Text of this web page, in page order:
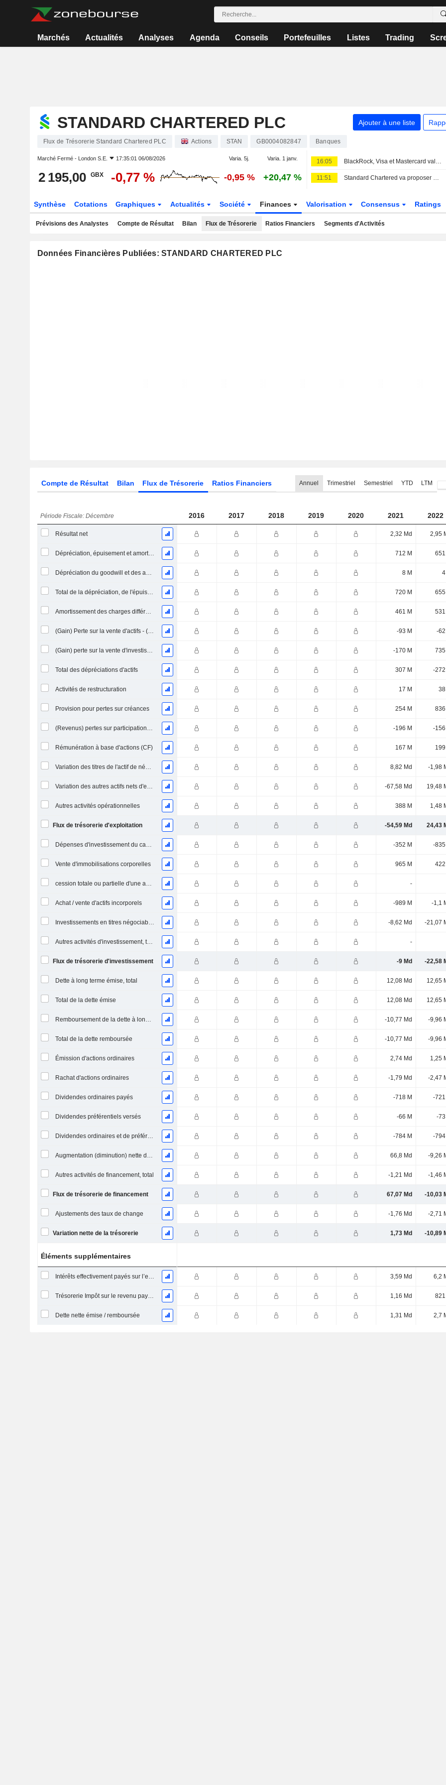
Marchés Actualités Analyses Agenda Conseils Portefeuilles Listes Trading
STANDARD CHARTERED PLC Ajouter à une liste
Flux de Trésorerie Standard Chartered PLC Actions STAN GB0004082847 Banques
Marché Fermé - London S.E. 17:35:01 06/08/2026 Varia. 5j. Varia. 1 janv.
2 195,00 GBX -0,77 % -0,95 % +20,47 %
16:05 BlackRock, Visa et Mastercard valident la nouvelle blockchain de Circle
11:51 Standard Chartered va proposer des produits de gestion de patrimoine au sein du hub financier indien GIFT City
Synthèse Cotations Graphiques Actualités Société Finances Valorisation Consensus Ratings
Prévisions des Analystes Compte de Résultat Bilan Flux de Trésorerie Ratios Financiers Segments d'Activités
Données Financières Publiées: STANDARD CHARTERED PLC
Compte de Résultat Bilan Flux de Trésorerie Ratios Financiers Annuel Trimestriel Semestriel YTD LTM
Période Fiscale: Décembre 2016 2017 2018 2019 2020 2021 2022
Résultat net 2,32 Md 2,95
Dépréciation, épuisement et amortissement 712 M 651
Dépréciation du goodwill et des actifs intangibles 8 M 4
Total de la dépréciation, de l'épuisement et de l'amortissement 720 M 655
Amortissement des charges différées, total 461 M 531
(Gain) Perte sur la vente d'actifs - (CF) -93 M -62
(Gain) perte sur la vente d'investissements - (CF) -170 M 735
Total des dépréciations d'actifs 307 M -272
Activités de restructuration 17 M 38
Provision pour pertes sur créances 254 M 836
(Revenus) pertes sur participations - (CF) -196 M -156
Rémunération à base d'actions (CF) 167 M 199
Variation des titres de l'actif de négociation 8,82 Md -1,98
Variation des autres actifs nets d'exploitation (perçus) -67,58 Md 19,48
Autres activités opérationnelles 388 M 1,48
Flux de trésorerie d'exploitation -54,59 Md 24,43
Dépenses d'investissement du capital (CAPEX) -352 M -835
Vente d'immobilisations corporelles 965 M 422
cession totale ou partielle d'une activité -
Achat / vente d'actifs incorporels -989 M -1,1
Investissements en titres négociables et en actions, total -8,62 Md -21,07
Autres activités d'investissement, total -
Flux de trésorerie d'investissement -9 Md -22,58
Dette à long terme émise, total 12,08 Md 12,65
Total de la dette émise 12,08 Md 12,65
Remboursement de la dette à long terme, total -10,77 Md -9,96
Total de la dette remboursée -10,77 Md -9,96
Émission d'actions ordinaires 2,74 Md 1,25
Rachat d'actions ordinaires -1,79 Md -2,47
Dividendes ordinaires payés -718 M -721
Dividendes préférentiels versés -66 M -73
Dividendes ordinaires et de préférence payés -784 M -794
Augmentation (diminution) nette des comptes de dépôt - (CF) 66,8 Md -9,26
Autres activités de financement, total -1,21 Md -1,46
Flux de trésorerie de financement 67,07 Md -10,03
Ajustements des taux de change -1,76 Md -2,71
Variation nette de la trésorerie 1,73 Md -10,89
Éléments supplémentaires
Intérêts effectivement payés sur l’exercice 3,59 Md 6,2
Trésorerie Impôt sur le revenu payé (remboursement)Impôt effectivement payé (remboursé) sur l’exercice 1,16 Md 821
Dette nette émise / remboursée 1,31 Md 2,7